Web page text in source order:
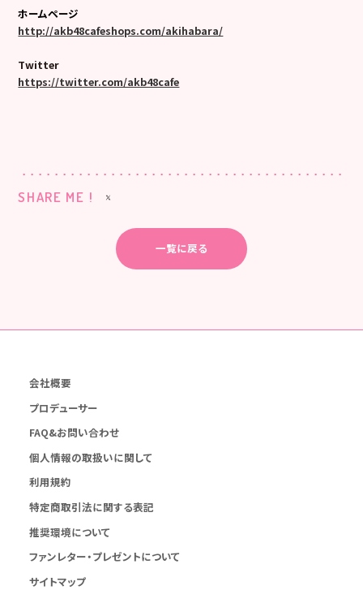
ホームページ
http://akb48cafeshops.com/akihabara/
Twitter
https://twitter.com/akb48cafe
SHARE ME !
一覧に戻る
会社概要
プロデューサー
FAQ&お問い合わせ
個人情報の取扱いに関して
利用規約
特定商取引法に関する表記
推奨環境について
ファンレター・プレゼントについて
サイトマップ